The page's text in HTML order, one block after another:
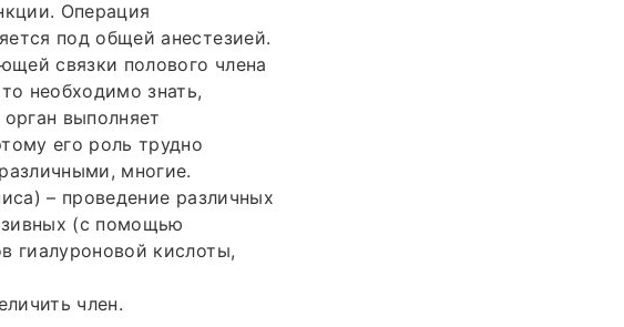
Операция
под общей анестезией.
связки полового члена
необходимо знать,
выполняет
его роль трудно
многие.
– проведение различных
(с помощью
гиалуроновой кислоты,
член.